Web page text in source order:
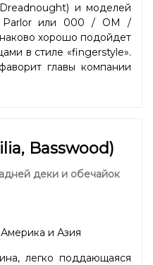
и моделей
или 000 / OM /
хорошо подойдет
в стиле «fingerstyle».
главы компании
Basswood)
деки и обечайок
и Азия
легко поддающаяся